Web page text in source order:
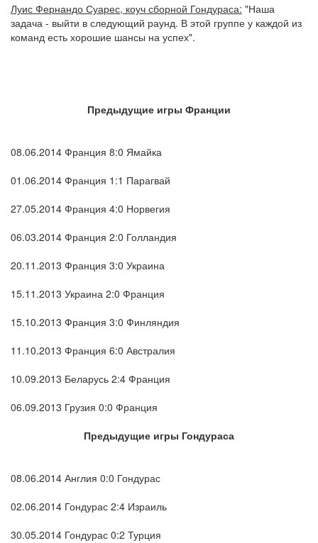
Луис Фернандо Суарес, коуч сборной Гондураса: "Наша
задача - выйти в следующий раунд. В этой группе у каждой из
команд есть хорошие шансы на успех".
Предыдущие игры Франции
08.06.2014 Франция 8:0 Ямайка
01.06.2014 Франция 1:1 Парагвай
27.05.2014 Франция 4:0 Норвегия
06.03.2014 Франция 2:0 Голландия
20.11.2013 Франция 3:0 Украина
15.11.2013 Украина 2:0 Франция
15.10.2013 Франция 3:0 Финляндия
11.10.2013 Франция 6:0 Австралия
10.09.2013 Беларусь 2:4 Франция
06.09.2013 Грузия 0:0 Франция
Предыдущие игры Гондураса
08.06.2014 Англия 0:0 Гондурас
02.06.2014 Гондурас 2:4 Израиль
30.05.2014 Гондурас 0:2 Турция